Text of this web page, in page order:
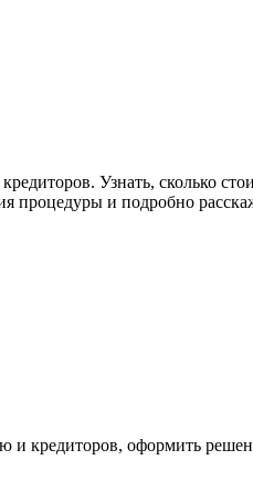
Узнать, сколько
процедуры и подробно
и кредиторов, оформить